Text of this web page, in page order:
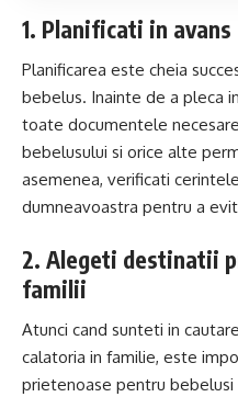
1. Planificati in avans
Planificarea este cheia
bebelus. Inainte de a pleca
toate documentele
bebelusului si orice alte
asemenea, verificati
dumneavoastra pentru a
2. Alegeti destinatii
familii
Atunci cand sunteti in
calatoria in familie, este
prietenoase pentru bebelusi